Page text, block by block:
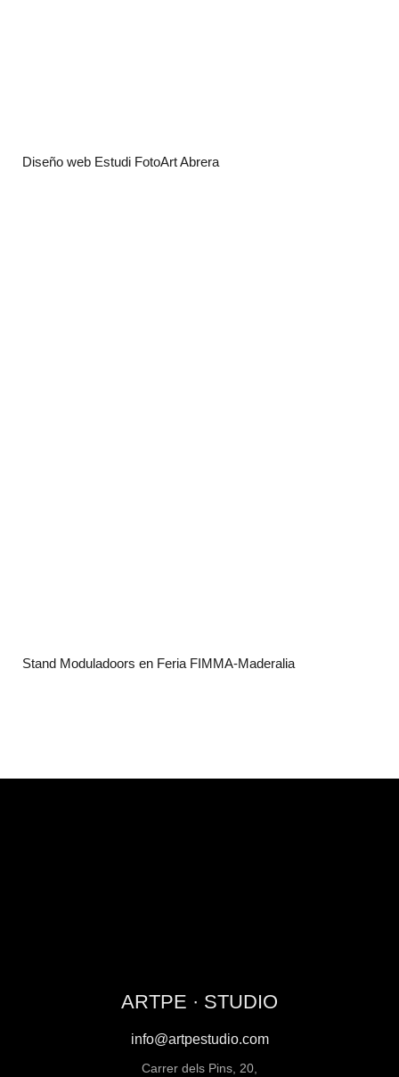
Diseño web Estudi FotoArt Abrera
Stand Moduladoors en Feria FIMMA-Maderalia
ARTPE · STUDIO
info@artpestudio.com
Carrer dels Pins, 20,